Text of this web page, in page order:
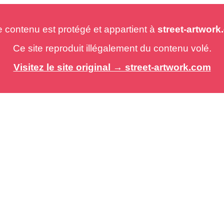
est protégé et appartient à street-
Ce site reproduit illégalement du contenu volé.
Visitez le site original → street-artwork.com